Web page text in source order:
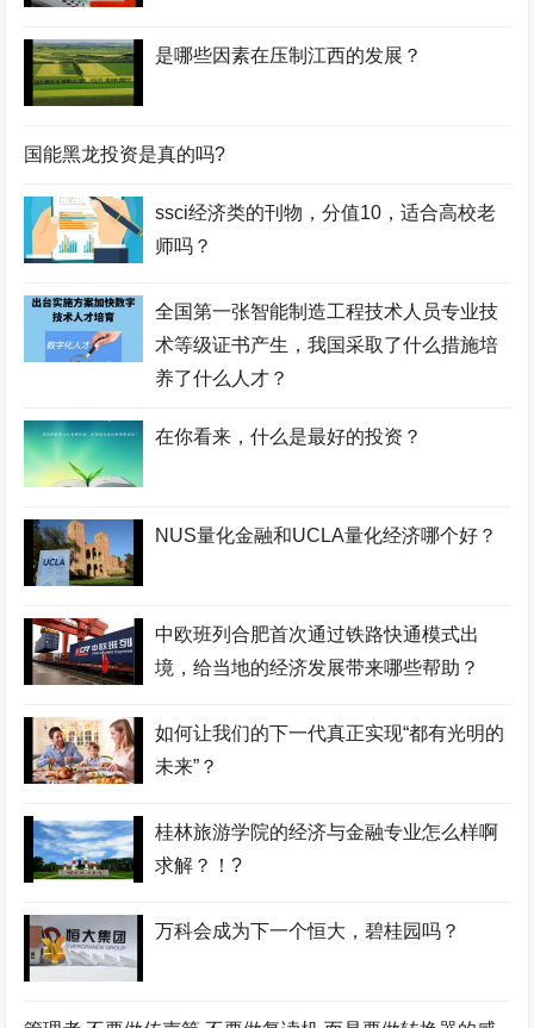
是哪些因素在压制江西的发展？
国能黑龙投资是真的吗?
ssci经济类的刊物，分值10，适合高校老
师吗？
全国第一张智能制造工程技术人员专业技
术等级证书产生，我国采取了什么措施培
养了什么人才？
在你看来，什么是最好的投资？
NUS量化金融和UCLA量化经济哪个好？
中欧班列合肥首次通过铁路快通模式出
境，给当地的经济发展带来哪些帮助？
如何让我们的下一代真正实现“都有光明的
未来”？
桂林旅游学院的经济与金融专业怎么样啊
求解？！?
万科会成为下一个恒大，碧桂园吗？